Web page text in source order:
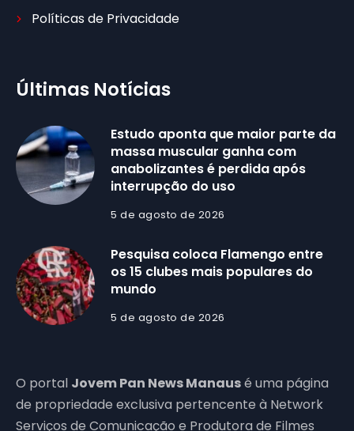
Políticas de Privacidade
Últimas Notícias
Estudo aponta que maior parte da
massa muscular ganha com
anabolizantes é perdida após
interrupção do uso
5 de agosto de 2026
Pesquisa coloca Flamengo entre
os 15 clubes mais populares do
mundo
5 de agosto de 2026
O portal Jovem Pan News Manausé uma página
de propriedade exclusiva pertencente à Network
Serviços de Comunicação e Produtora de Filmes